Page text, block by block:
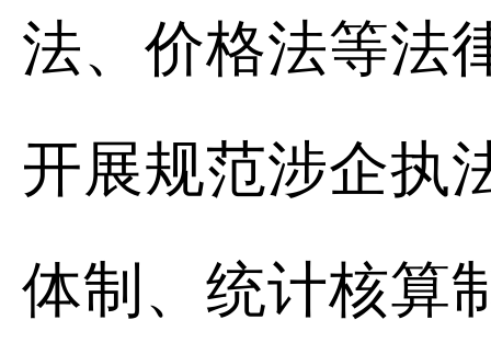
法、价格法等法
开展规范涉企执
体制、统计核算